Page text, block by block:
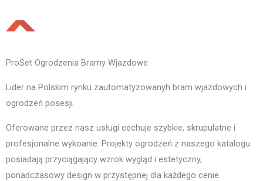
ProSet Ogrodzenia Bramy Wjazdowe
Lider na Polskim rynku zautomatyzowanyh bram wjazdowych i
ogrodzeń posesji.
Oferowane przez nasz usługi cechuje szybkie, skrupulatne i
profesjonalne wykoanie. Projekty ogrodzeń z naszego katalogu
posiadają przyciągający wzrok wygląd i estetyczny,
ponadczasowy design w przystępnej dla każdego cenie.